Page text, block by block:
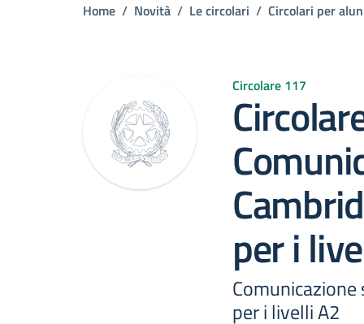
Home Novità Le circolari Circolari per
Circolare 117
per i
per i livelli A2